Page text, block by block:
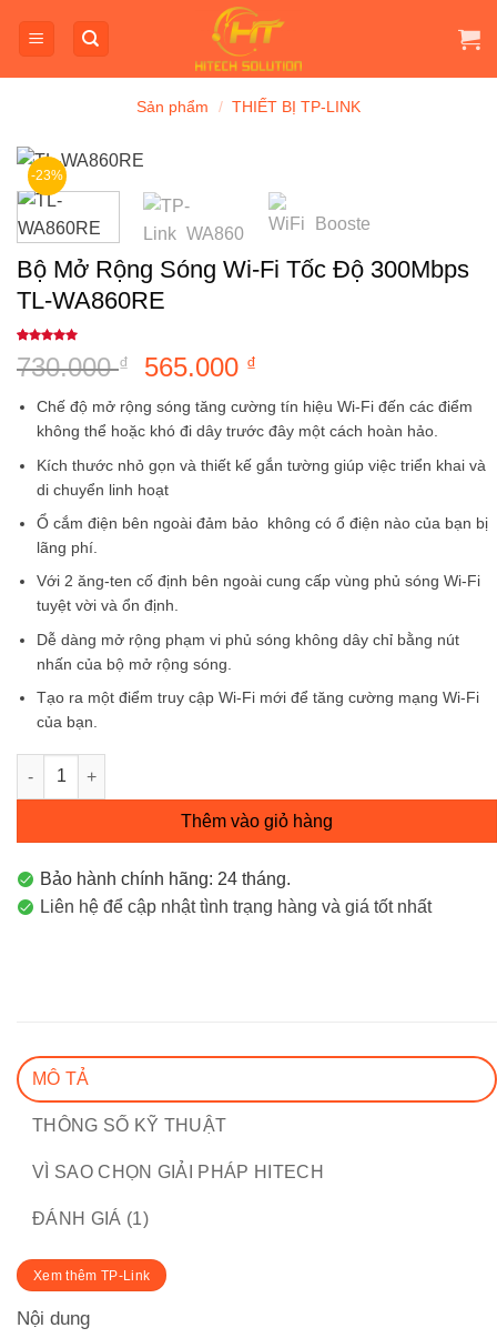
qua
Sản phẩm / THIẾT BỊ TP-LINK
-23%
Bộ Mở Rộng Sóng Wi-Fi Tốc Độ 300Mbps
TL-WA860RE
dựa trên
đánh giá
730.000₫
Giá
gốc
là:
730.000 ₫.
565.000 ₫
hiện
tại
565.000 ₫.
Chế độ mở rộng sóng tăng cường tín hiệu Wi-Fi đến các điểm
không thể hoặc khó đi dây trước đây một cách hoàn hảo.
Kích thước nhỏ gọn và thiết kế gắn tường giúp việc triển khai và
di chuyển linh hoạt
Ổ cắm điện bên ngoài đảm bảo không có ổ điện nào của bạn bị
lãng phí.
Với 2 ăng-ten cố định bên ngoài cung cấp vùng phủ sóng Wi-Fi
tuyệt vời và ổn định.
Dễ dàng mở rộng phạm vi phủ sóng không dây chỉ bằng nút
nhấn của bộ mở rộng sóng.
Tạo ra một điểm truy cập Wi-Fi mới để tăng cường mạng Wi-Fi
của bạn.
Bộ Mở Rộng Sóng Wi-Fi Tốc Độ 300Mbps TL-WA860RE số
Thêm vào giỏ hàng
Bảo hành chính hãng: 24 tháng.
Liên hệ để cập nhật tình trạng hàng và giá tốt nhất
MÔ TẢ
THÔNG SỐ KỸ THUẬT
VÌ SAO CHỌN GIẢI PHÁP HITECH
ĐÁNH GIÁ (1)
Xem thêm TP-Link
Nội dung